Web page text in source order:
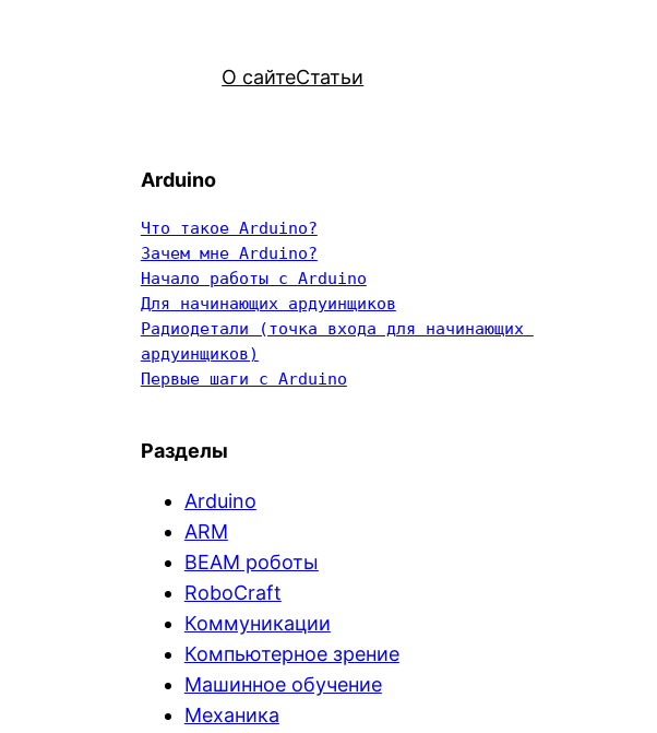
О сайтеСтатьи
Arduino
Что такое Arduino?
Зачем мне Arduino?
Начало работы с Arduino
Для начинающих ардуинщиков
Радиодетали (точка входа для начинающих
ардуинщиков)
Первые шаги с Arduino
Разделы
Arduino
ARM
BEAM роботы
RoboCraft
Коммуникации
Компьютерное зрение
Машинное обучение
Механика